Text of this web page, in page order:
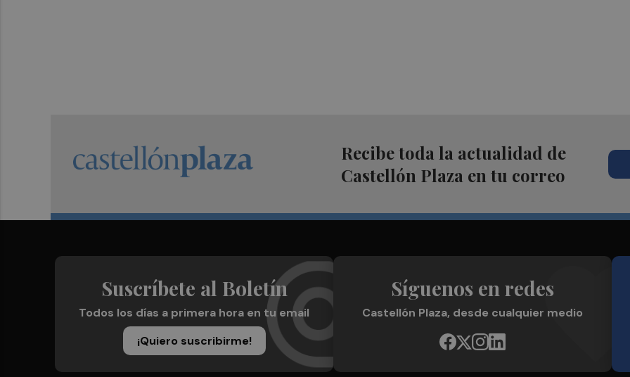
Recibe toda la actualidad de
Castellón Plaza en tu correo
Suscríbete al Boletín
Todos los días a primera hora en tu email
¡Quiero suscribirme!
Síguenos en redes
Castellón Plaza, desde cualquier medio